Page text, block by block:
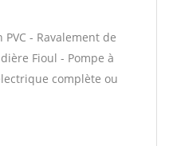
- Ravalement de
Fioul - Pompe à
complète ou